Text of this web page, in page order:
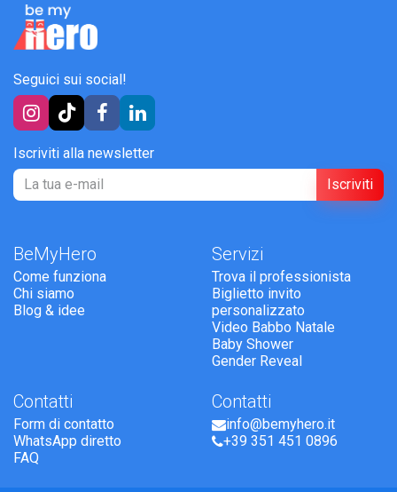
Seguici sui social!
Iscriviti alla newsletter
Iscriviti
BeMyHero
Come funziona
Chi siamo
Blog & idee
Servizi
Trova il professionista
Biglietto invito
personalizzato
Video Babbo Natale
Baby Shower
Gender Reveal
Contatti
Form di contatto
WhatsApp diretto
FAQ
Contatti
info@bemyhero.it
+39 351 451 0896